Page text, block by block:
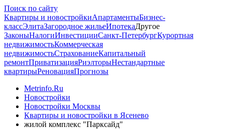
Поиск по сайту
Квартиры и новостройкиАпартаментыБизнес-
классЭлитаЗагородное жильеИпотекаДругое
ЗаконыНалогиИнвестицииСанкт-ПетербургКурортная
недвижимостьКоммерческая
недвижимостьСтрахованиеКапитальный
ремонтПриватизацияРиэлторыНестандартные
квартирыРеновацияПрогнозы
Metrinfo.Ru
Новостройки
Новостройки Москвы
Квартиры и новостройки в Ясенево
жилой комплекс "Парксайд"